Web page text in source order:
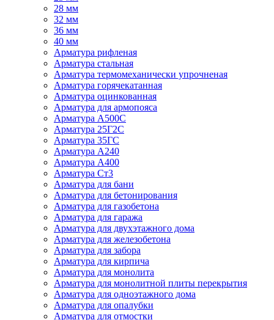
28 мм
32 мм
36 мм
40 мм
Арматура рифленая
Арматура стальная
Арматура термомеханически упрочненая
Арматура горячекатанная
Арматура оцинкованная
Арматура для армопояса
Арматура A500С
Арматура 25Г2С
Арматура 35ГС
Арматура А240
Арматура А400
Арматура Ст3
Арматура для бани
Арматура для бетонирования
Арматура для газобетона
Арматура для гаража
Арматура для двухэтажного дома
Арматура для железобетона
Арматура для забора
Арматура для кирпича
Арматура для монолита
Арматура для монолитной плиты перекрытия
Арматура для одноэтажного дома
Арматура для опалубки
Арматура для отмостки